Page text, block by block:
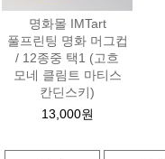
명화몰 IMTart
풀프린팅 명화 머그컵
/ 12종중 택1 (고흐
모네 클림트 마티스
칸딘스키)
13,000원